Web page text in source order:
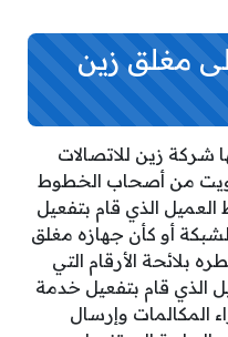
مغلق زين
شركة زين للاتصالات
من أصحاب الخطوط
الذي قام بتفعيل
أو كأن جهازه مغلق
بلائحة الأرقام التي
الذي قام بتفعيل خدمة
المكالمات وإرسال